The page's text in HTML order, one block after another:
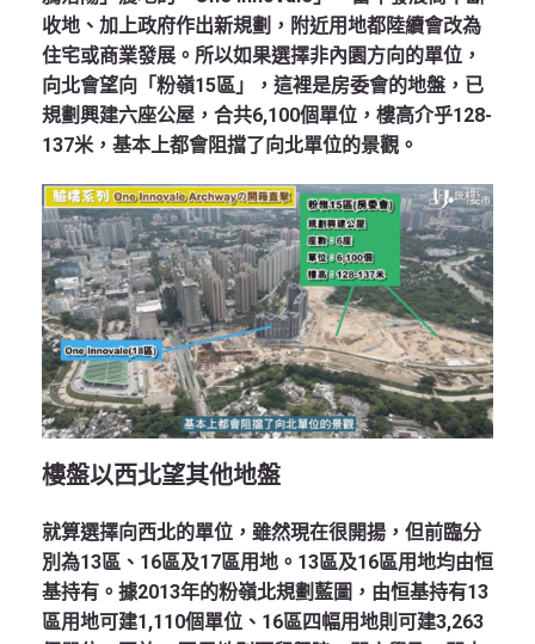
收地、加上政府作出新規劃，附近用地都陸續會改為
住宅或商業發展。所以如果選擇非內園方向的單位，
向北會望向「粉嶺15區」，這裡是房委會的地盤，已
規劃興建六座公屋，合共6,100個單位，樓高介乎128-
137米，基本上都會阻擋了向北單位的景觀。
樓盤以西北望其他地盤
就算選擇向西北的單位，雖然現在很開揚，但前臨分
別為13區、16區及17區用地。13區及16區用地均由恒
基持有。據2013年的粉嶺北規劃藍圖，由恒基持有13
區用地可建1,110個單位、16區四幅用地則可建3,263